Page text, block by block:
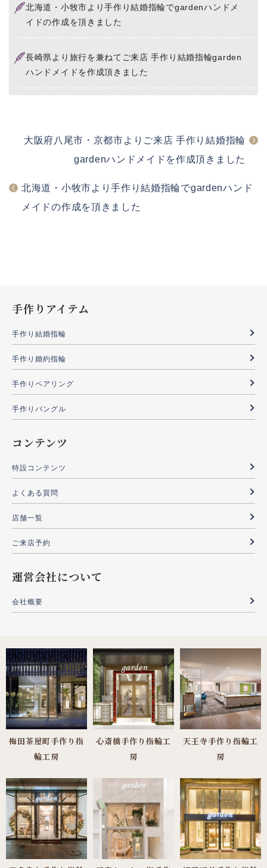
北海道・小牧市より手作り結婚指輪でgardenハンドメ
イドの作成を頂きました
長崎県より旅行を兼ねてご来店 手作り結婚指輪garden
ハンドメイドを作成頂きました
大阪府八尾市・京都市よりご来店 手作り結婚指輪
gardenハンドメイドを作成頂きました
北海道・小牧市より手作り結婚指輪でgardenハンド
メイドの作成を頂きました
手作りアイテム
手作り結婚指輪
手作り婚約指輪
手作りペアリング
手作りバングル
コンテンツ
特設コンテンツ
よくある質問
店舗一覧
ご来店予約
運営会社について
会社概要
梅田茶屋町手作り指
輪工房
心斎橋手作り指輪工
房
天王寺手作り指輪工
房